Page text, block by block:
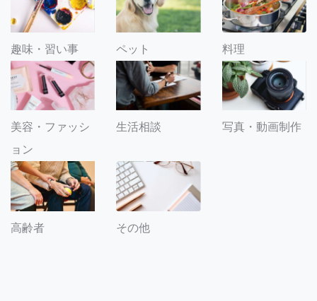
趣味・習い事 ペット 料理
美容・ファッシ
ョン
生活相談 写真・動画制作
高齢者 その他